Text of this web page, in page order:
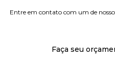
Entre em contato com um de
Faça seu